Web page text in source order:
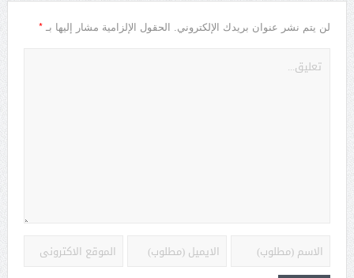
لن يتم نشر عنوان بريدك الإلكتروني. الحقول الإلزامية مشار إليها بـ *